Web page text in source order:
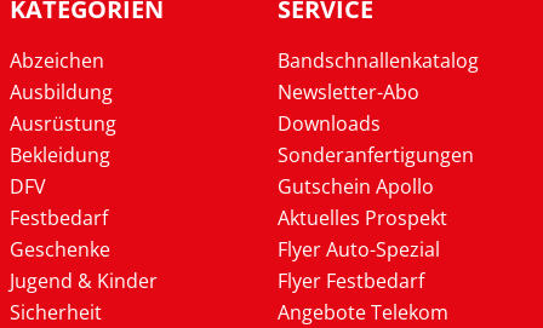
KATEGORIEN
Abzeichen
Ausbildung
Ausrüstung
Bekleidung
DFV
Festbedarf
Geschenke
Jugend & Kinder
Sicherheit
SERVICE
Bandschnallenkatalog
Newsletter-Abo
Downloads
Sonderanfertigungen
Gutschein Apollo
Aktuelles Prospekt
Flyer Auto-Spezial
Flyer Festbedarf
Angebote Telekom